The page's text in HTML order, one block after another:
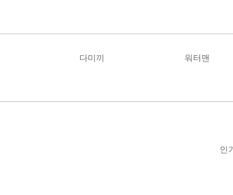
다미끼 워터맨
인